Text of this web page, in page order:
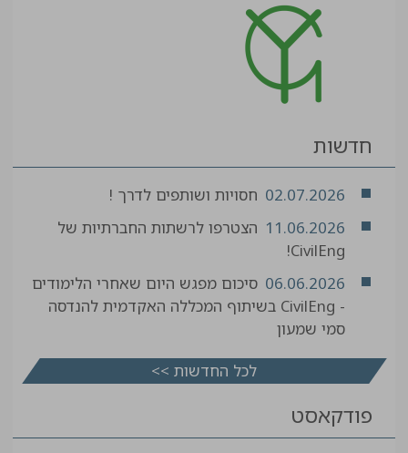
חדשות
02.07.2026 חסויות ושותפים לדרך !
11.06.2026 הצטרפו לרשתות החברתיות של
CivilEng!
06.06.2026 סיכום מפגש היום שאחרי הלימודים
- CivilEng בשיתוף המכללה האקדמית להנדסה
סמי שמעון
לכל החדשות >>
פודקאסט